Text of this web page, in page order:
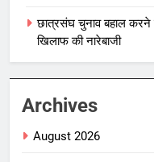
छात्रसंघ चुनाव बहाल करने
खिलाफ की नारेबाजी
Archives
August 2026